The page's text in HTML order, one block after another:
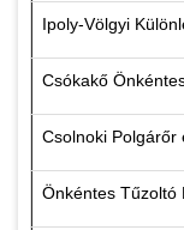
Ipoly-Völgyi
Csókakő
Csolnoki Polgárőr
Önkéntes Tűzoltó